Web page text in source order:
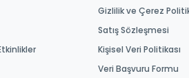
Gizlilik ve Çerez
Satış Sözleşmesi
Kişisel Veri Politikası
Veri Başvuru Formu